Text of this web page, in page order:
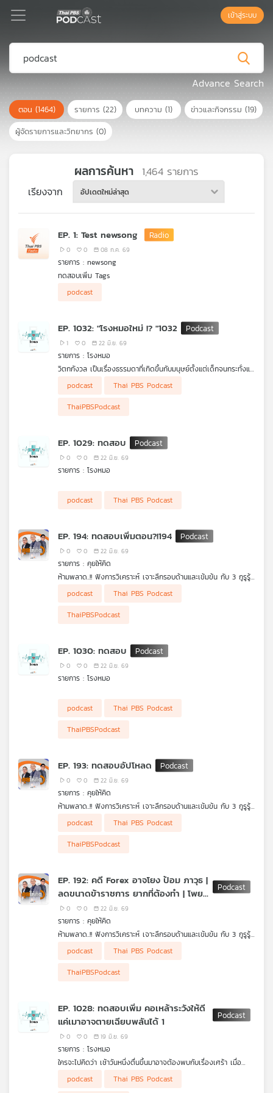
Podcast
เพล
ย์
ลิ
เพล
กิจกรรม
เครือ
เข้าสู่ระบบ
Advance Search
ตอน (1464) รายการ (22) บทความ (1) ข่าวและกิจกรรม (19)
ผู้จัดรายการและวิทยากร (0)
ผลการค้นหา 1,464 รายการ
เรียงจาก อัปเดตใหม่ล่าสุด
EP. 1: Test newsong
0 0 08 ก.ค. 69
รายการ : newsong
ทดสอบเพิ่ม Tags
podcast
EP. 1032: "โรงหมอใหม่ !? "1032
1 0 22 มิ.ย. 69
รายการ : โรงหมอ
วิตกกังวล เป็นเรื่องธรรมดาที่เกิดขึ้นกับมนุษย์ตั้งแต่เด็กจนกระทั่งแก่
เกิดจากความคิดและการคาดเดาไปก่อนว่า จะเป็นอย่างนั้นอย่างนี้ ทั้ง
ๆ ที่ไม่รู้ว่าจะเป็นเหมือนอย่างที่คิดหรือไม่ หลายคนติดอยู่กับการคิดไป
ก่อน ทำให้ตกอยู่ในความวิตกกังวลตลอดเวลา ทำอย่างไรจึงจะ
podcast
Thai PBS Podcast
ThaiPBSPodcast
EP. 1029: ทดสอบ
0 0 22 มิ.ย. 69
รายการ : โรงหมอ
podcast Thai PBS Podcast
EP. 194: ทดสอบเพิ่มตอน?!194
0 0 22 มิ.ย. 69
รายการ : คุยให้คิด
ห้ามพลาด..!! ฟังการวิเคราะห์ เจาะลึกรอบด้านและเข้มข้น กับ 3 กูรูรู้
ข่าวร้อน
• ทรัมป์ลงนาม "MOU ยุติสงครามสหรัฐฯ-อิหร่าน"
• เรตติงประเทศไทยยังคงอันดับ สะท้อนความเชื่อมั่น "เสถียรภาพ
เศรษฐกิจ-วินัยการคลัง"
• "พ.ร.ก. กู้เงิน 400,000 ล้านบาท" ไม่ต้องใช้ได้ไหม ?
• "ลดขนาดข้าราชการ" ปัญหายากที่ต้องทำ
• นายกฯ ไม่สนกระแสเชิงลบ "TH-AI Passport" แม้จะโดนวิจารณ์
และถูก กมธ. ตรวจสอบหนัก
• กกต. แจง "เอาโพยเข้าสถานที่เลือก สว." ไม่ผิดกฎหมาย !
podcast
Thai PBS Podcast
ThaiPBSPodcast
EP. 1030: ทดสอบ
0 0 22 มิ.ย. 69
รายการ : โรงหมอ
podcast
Thai PBS Podcast
ThaiPBSPodcast
EP. 193: ทดสอบอัปโหลด
0 0 22 มิ.ย. 69
รายการ : คุยให้คิด
ห้ามพลาด..!! ฟังการวิเคราะห์ เจาะลึกรอบด้านและเข้มข้น กับ 3 กูรูรู้
ข่าวร้อน
• ทรัมป์ลงนาม "MOU ยุติสงครามสหรัฐฯ-อิหร่าน"
• เรตติงประเทศไทยยังคงอันดับ สะท้อนความเชื่อมั่น "เสถียรภาพ
เศรษฐกิจ-วินัยการคลัง"
• "ลดขนาดข้าราชการ" ปัญหายากที่ต้องทำ
• นายกฯ ไม่สนกระแสเชิงลบ "TH-AI Passport" แม้จะโดนวิจารณ์
และถูก กมธ. ตรวจสอบหนัก
• DSI แถลงคดี Forex อาจโยง "ป้อม ภาวุธ" แต่ยังไม่ใช่ผู้ต้องหา ไร้
อิทธิพลการเมืองกดดันทำคดี
• กกต. แจง "เอาโพยเข้าสถานที่เลือก สว." ไม่ผิดกฎหมาย !
podcast
Thai PBS Podcast
ThaiPBSPodcast
EP. 192: คดี Forex อาจโยง ป้อม ภาวุธ |
ลดขนาดข้าราชการ ยากที่ต้องทำ | โพย
สว. กกต. แจงไม่ผิดกฎหมาย
0 0 22 มิ.ย. 69
รายการ : คุยให้คิด
ห้ามพลาด..!! ฟังการวิเคราะห์ เจาะลึกรอบด้านและเข้มข้น กับ 3 กูรูรู้
ข่าวร้อน
• ทรัมป์ลงนาม "MOU ยุติสงครามสหรัฐฯ-อิหร่าน"
• เรตติงประเทศไทยยังคงอันดับ สะท้อนความเชื่อมั่น "เสถียรภาพ
เศรษฐกิจ-วินัยการคลัง"
• "ลดขนาดข้าราชการ" ปัญหายากที่ต้องทำ
• นายกฯ ไม่สนกระแสเชิงลบ "TH-AI Passport" แม้จะโดนวิจารณ์
และถูก กมธ. ตรวจสอบหนัก
• DSI แถลงคดี Forex อาจโยง "ป้อม ภาวุธ" แต่ยังไม่ใช่ผู้ต้องหา ไร้
อิทธิพลการเมืองกดดันทำคดี
• กกต. แจง "เอาโพยเข้าสถานที่เลือก สว." ไม่ผิดกฎหมาย !
podcast
Thai PBS Podcast
ThaiPBSPodcast
EP. 1028: ทดสอบเพิ่ม คอเหล้าระวังให้ดี
แค่เมาอาจตายเฉียบพลันได้ 1
0 0 19 มิ.ย. 69
รายการ : โรงหมอ
ใครจะไปคิดว่า เช้าวันหนึ่งตื่นขึ้นมาอาจต้องพบกับเรื่องเศร้า เมื่อ
เมื่อคืน
แอลกอฮอล์ ผสมกับคุณภาพอวัยวะต่าง ๆ ที่เสื่อมถอยหรือมีปัญหาก็
podcast Thai PBS Podcast